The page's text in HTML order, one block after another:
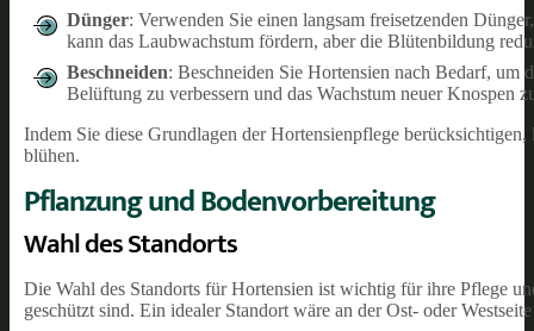
Dünger: Verwenden Sie einen langsam freisetzenden
kann das Laubwachstum fördern, aber die Blütenbildung
Beschneiden: Beschneiden Sie Hortensien nach Bedarf, um
Belüftung zu verbessern und das Wachstum neuer Knospen
Indem Sie diese Grundlagen der Hortensienpflege
blühen.
Pflanzung und Bodenvorbereitung
Wahl des Standorts
Die Wahl des Standorts für Hortensien ist wichtig für ihre Pflege
geschützt sind. Ein idealer Standort wäre an der Ost- oder